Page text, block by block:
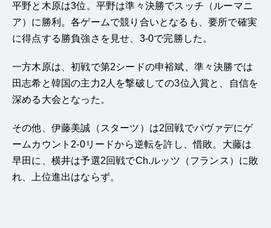
平野と木原は3位。平野は準々決勝でスッチ（ルーマニ
ア）に勝利。各ゲームで競り合いとなるも、要所で確実
に得点する勝負強さを見せ、3-0で完勝した。
一方木原は、初戦で第2シードの申裕斌、準々決勝では
田志希と韓国の主力2人を撃破しての3位入賞と、自信を
深める大会となった。
その他、伊藤美誠（スターツ）は2回戦でパヴァデにゲ
ームカウント2-0リードから逆転を許し、惜敗。大藤は
早田に、横井は予選2回戦でCh.ルッツ（フランス）に敗
れ、上位進出はならず。